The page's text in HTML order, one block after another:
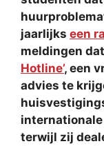
jaarlijks een
meldingen
Hotline’, een
advies te
terwijl zij